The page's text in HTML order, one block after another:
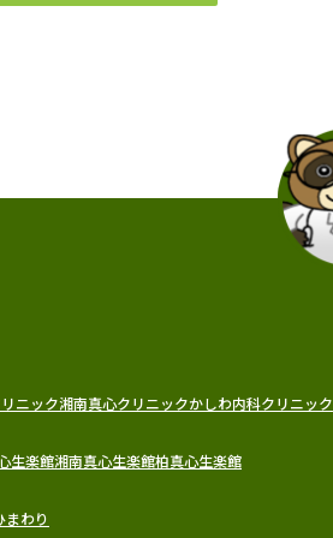
ニック湘南真心クリニックかしわ内科クリニック
生楽館湘南真心生楽館柏真心生楽館
まわり